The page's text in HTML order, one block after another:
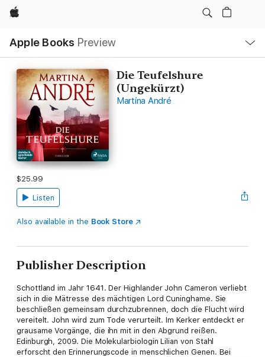
Apple
Apple Books Preview
Nav
Open
Menu
Die Teufelshure
(Ungekürzt)
Martina André
$25.99
Listen
Also available in the Book Store
Publisher Description
Schottland im Jahr 1641. Der Highlander John Cameron verliebt
sich in die Mätresse des mächtigen Lord Cuninghame. Sie
beschließen gemeinsam durchzubrennen, doch die Flucht wird
vereitelt. John wird zum Tode verurteilt. Im Kerker entdeckt er
grausame Vorgänge, die ihn mit in den Abgrund reißen.
Edinburgh, 2009. Die Molekularbiologin Lilian von Stahl
erforscht den Erinnerungscode in menschlichen Genen. Bei